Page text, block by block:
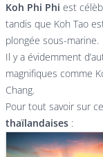
Koh Phi Phi est
tandis que Koh Tao
plongée sous-marine.
Il y a évidemment
magnifiques comme
Chang.
Pour tout savoir sur
thaïlandaises :